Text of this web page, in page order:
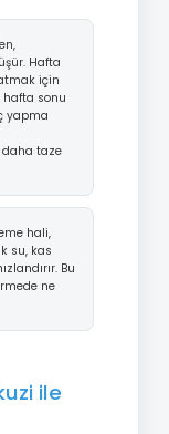
Hafta
için
hafta sonu
yapma
daha taze
hali,
su, kas
Bu
ne
ile